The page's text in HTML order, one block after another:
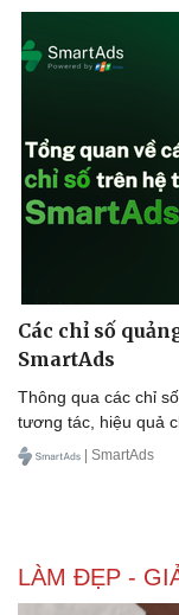
Âm nhạc
Di sản
Các chỉ số
SmartAds
Thông qua các chỉ
tương tác, hiệu quả
| SmartAds
LÀM ĐẸP -